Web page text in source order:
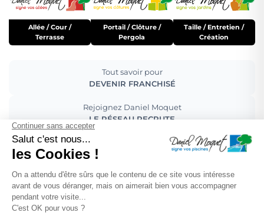
Allée / Cour /
Terrasse
Portail / Clôture /
Pergola
Taille / Entretien /
Création
Tout savoir pour
DEVENIR FRANCHISÉ
Rejoignez Daniel Moquet
LE RÉSEAU RECRUTE
MARQUE DANIEL MOQUET